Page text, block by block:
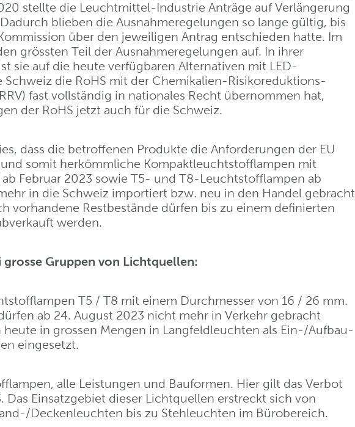
stellte die Leuchtmittel-Industrie Anträge auf Verlängerung
blieben die Ausnahmeregelungen so lange gültig, bis
über den jeweiligen Antrag entschieden hatte. Im
grössten Teil der Ausnahmeregelungen auf. In ihrer
sie auf die heute verfügbaren Alternativen mit LED-
Schweiz die RoHS mit der Chemikalien-Risikoreduktions-
fast vollständig in nationales Recht übernommen hat,
der RoHS jetzt auch für die Schweiz.
dass die betroffenen Produkte die Anforderungen der EU
somit herkömmliche Kompaktleuchtstofflampen mit
ab Februar 2023 sowie T5- und T8-Leuchtstofflampen ab
in die Schweiz importiert bzw. neu in den Handel gebracht
vorhandene Restbestände dürfen bis zu einem definierten
werden.
Gruppen von Lichtquellen:
T5 / T8 mit einem Durchmesser von 16 / 26 mm.
ab 24. August 2023 nicht mehr in Verkehr gebracht
heute in grossen Mengen in Langfeldleuchten als Ein-/Aufbau-
eingesetzt.
alle Leistungen und Bauformen. Hier gilt das Verbot
Das Einsatzgebiet dieser Lichtquellen erstreckt sich von
Deckenleuchten bis zu Stehleuchten im Bürobereich.